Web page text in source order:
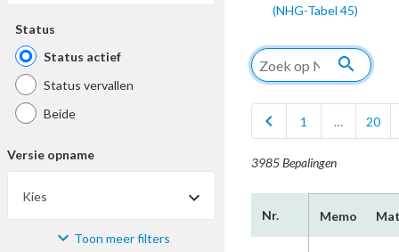
Status
Status actief
Status vervallen
Beide
Versie opname
Kies
Materiaal Toon meer filters
(NHG-Tabel 45)
search
chevron_left 1 … 20
3985 Bepalingen
Nr. Memo